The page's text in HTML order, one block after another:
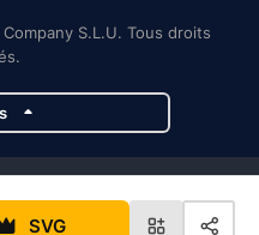
SVG
S.L.U. Tous droits